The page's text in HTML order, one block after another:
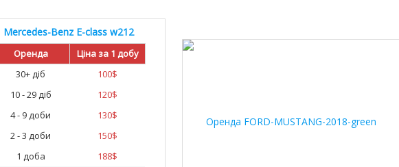
Mercedes-Benz E-class w212
AMG 2015
Оренда
Ціна за 1 добу
30+ діб
100$
10 - 29 діб
120$
4 - 9 доби
130$
2 - 3 доби
150$
1 доба
188$